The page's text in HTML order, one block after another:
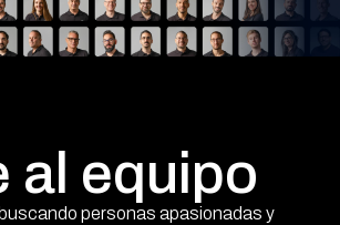
al equipo
personas apasionadas y